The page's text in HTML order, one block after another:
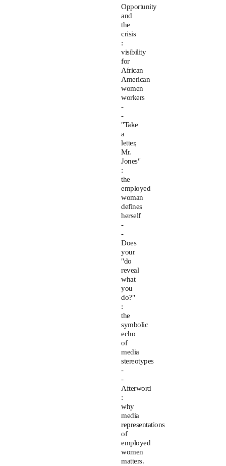
Opportunity
and
the
crisis
:
visibility
for
African
American
women
workers
-
-
"Take
a
letter,
Mr.
Jones"
:
the
employed
woman
defines
herself
-
-
Does
your
"do
reveal
what
you
do?"
:
the
symbolic
echo
of
media
stereotypes
-
-
Afterword
:
why
media
representations
of
employed
women
matters.